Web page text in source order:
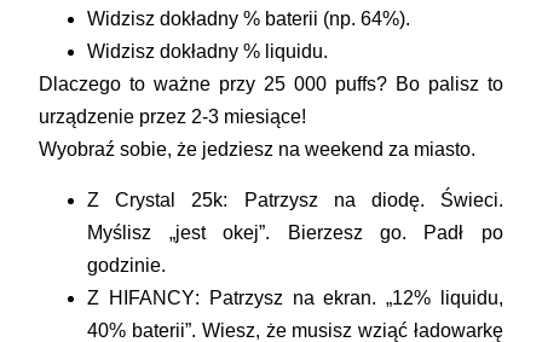
Widziszdokładny % baterii (np. 64%).
Widziszdokładny % liquidu.
Dlaczego to ważne przy 25 000 puffs? Bo palisz to
urządzenie przez 2-3 miesiące!
Wyobraź sobie, że jedziesz na weekend za miasto.
ZCrystal 25k: Patrzysz na diodę. Świeci.
Myślisz „jest okej”. Bierzesz go. Padł po
godzinie.
Z
HIFANCY: Patrzysz na ekran. „12% liquidu,
40% baterii”. Wiesz, że musisz wziąć ładowarkę